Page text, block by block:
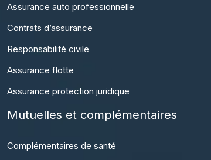
Assurance auto professionnelle
Contrats d’assurance
Responsabilité civile
Assurance flotte
Assurance protection juridique
Mutuelles et complémentaires
Complémentaires de santé